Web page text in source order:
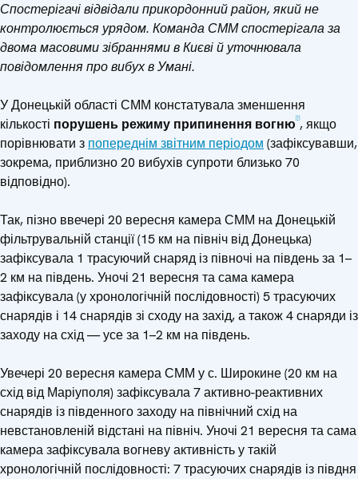
Спостерігачі відвідали прикордонний район, який не
контролюється урядом. Команда СММ спостерігала за
двома масовими зібраннями в Києві й уточнювала
повідомлення про вибух в Умані.
У Донецькій області СММ констатувала зменшення
кількості порушень режиму припинення вогню [1], якщо
порівнювати з попереднім звітним періодом (зафіксувавши,
зокрема, приблизно 20 вибухів супроти близько 70
відповідно).
Так, пізно ввечері 20 вересня камера СММ на Донецькій
фільтрувальній станції (15 км на північ від Донецька)
зафіксувала 1 трасуючий снаряд із півночі на південь за 1–
2 км на південь. Уночі 21 вересня та сама камера
зафіксувала (у хронологічній послідовності) 5 трасуючих
снарядів і 14 снарядів зі сходу на захід, а також 4 снаряди із
заходу на схід — усе за 1–2 км на південь.
Увечері 20 вересня камера СММ у с. Широкине (20 км на
схід від Маріуполя) зафіксувала 7 активно-реактивних
снарядів із південного заходу на північний схід на
невстановленій відстані на північ. Уночі 21 вересня та сама
камера зафіксувала вогневу активність у такій
хронологічній послідовності: 7 трасуючих снарядів із півдня